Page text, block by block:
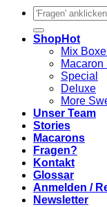
Suchen
nach:
Shop
Mix
Macaron
Special
Deluxe
More
Unser Team
Stories
Macarons
Fragen?
Kontakt
Glossar
Anmelden /
Newsletter